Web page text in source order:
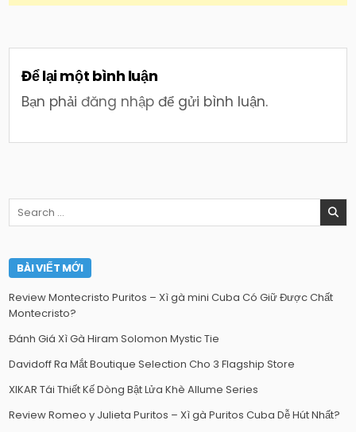
Để lại một bình luận
Bạn phảiđăng nhập để gửi bình luận.
Search
for:
BÀI VIẾT MỚI
Review Montecristo Puritos – Xì gà mini Cuba Có Giữ Được Chất
Montecristo?
Đánh Giá Xì Gà Hiram Solomon Mystic Tie
Davidoff Ra Mắt Boutique Selection Cho 3 Flagship Store
XIKAR Tái Thiết Kế Dòng Bật Lửa Khè Allume Series
Review Romeo y Julieta Puritos – Xì gà Puritos Cuba Dễ Hút Nhất?